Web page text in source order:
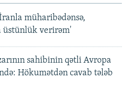
müharibədənsə,
üstünlük verirəm'
sahibinin qətli Avropa
Hökumətdən cavab tələb